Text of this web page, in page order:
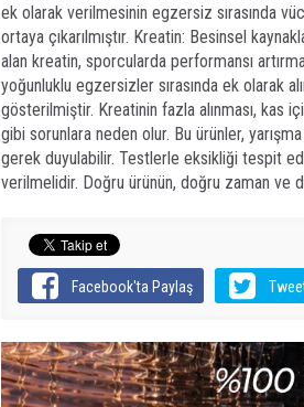
ek olarak verilmesinin egzersiz sırasında
ortaya çıkarılmıştır. Kreatin: Besinsel
alan kreatin, sporcularda performansı
yoğunluklu egzersizler sırasında ek olarak
gösterilmiştir. Kreatinin fazla alınması, kas
gibi sorunlara neden olur. Bu ürünler,
gerek duyulabilir. Testlerle eksikliği tespit
verilmelidir. Doğru ürünün, doğru zaman ve
Facebook'ta Paylaş